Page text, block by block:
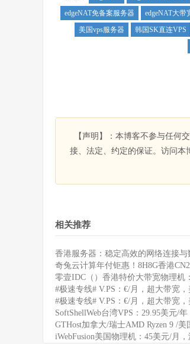
edgeNAT免备案服务器
edgeNAT大带
美国vps服务器
韩国SK直连VPS
【声明】：本博客不参与任何
接、法定、约定的保证。访问本
相关推荐
香港服务器：稳定高效的网络连接
奇兔云计算年付钜惠！8H8G香港
零壹IDC（）香港特价大带宽物理机
#极速专线# V.PS：€/月，超大带宽
#极速专线# V.PS：€/月，超大带宽
SoftShellWeb台湾VPS：29.95美元/
GTHost加拿大/瑞士AMD Ryzen 9 /
iWebFusion美国物理机：45美元/月